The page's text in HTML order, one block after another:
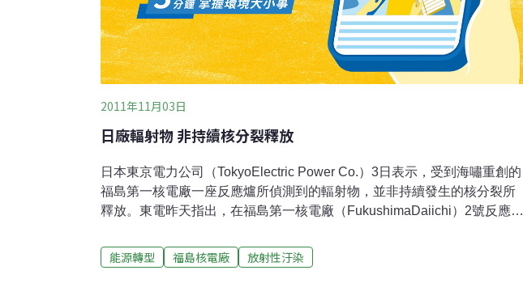
2011年11月03日
日廠輻射物 非持續核分裂釋放
日本東京電力公司（TokyoElectric Power Co.）3日表示，受到海嘯重創的
福島第一核電廠一座反應爐所偵測到的輻射物，並非持續發生的核分裂所
釋放。東電昨天指出，在福島第一核電廠（FukushimaDaiichi）2號反應爐
言人表示：「分析顯示，不是臨界狀態所產生。」
能源轉型 福島核電廠 放射性汙染